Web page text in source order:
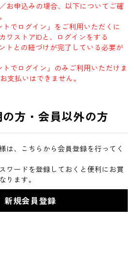
お申込みの場合、以下についてご確
トでログイン」をご利用いただくに
ワストアIDと、ログインをする
トとの紐づけが完了している必要が
トでログイン」のみご利用いただけま
支払いはできません。
方・会員以外の方
は、こちらから会員登録を行ってく
ワードを登録しておくと便利にお買
ります。